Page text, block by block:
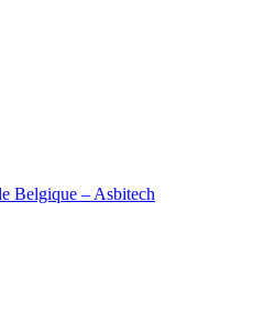
Belgique – Asbitech